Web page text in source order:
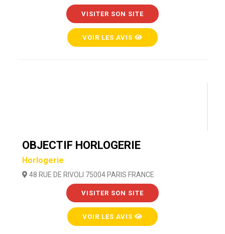
VISITER SON SITE
VOIR LES AVIS
OBJECTIF HORLOGERIE
Horlogerie
48 RUE DE RIVOLI 75004 PARIS FRANCE
VISITER SON SITE
VOIR LES AVIS